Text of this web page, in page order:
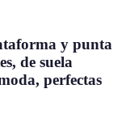
y punta
de suela
perfectas